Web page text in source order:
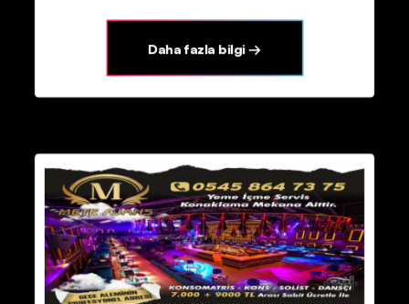
Daha fazla bilgi →